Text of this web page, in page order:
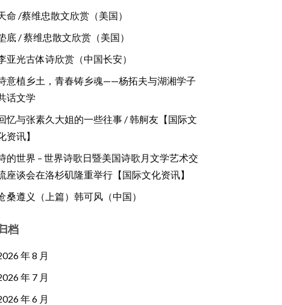
命 /蔡维忠散文欣赏（美国）
底 / 蔡维忠散文欣赏（美国）
亚光古体诗欣赏（中国长安）
意植乡土，青春铸乡魂——杨拓夫与湖湘学子
话文学
忆与张素久大姐的一些往事 / 韩舸友【国际文
资讯】
的世界 – 世界诗歌日暨美国诗歌月文学艺术交
座谈会在洛杉矶隆重举行【国际文化资讯】
桑遵义（上篇）韩可风（中国）
档
年 8 月
年 7 月
年 6 月